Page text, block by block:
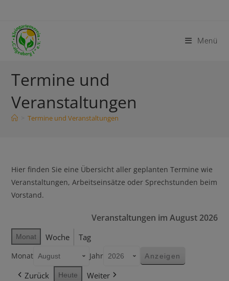
Menü
Termine und
Veranstaltungen
Termine und Veranstaltungen
Hier finden Sie eine Übersicht aller geplanten Termine wie
Veranstaltungen, Arbeitseinsätze oder Sprechstunden beim
Vorstand.
Veranstaltungen im August 2026
Monat Woche Tag
Monat Jahr
Zurück Heute Weiter